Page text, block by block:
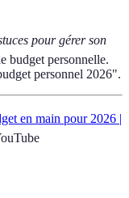
pour gérer son
budget personnelle.
personnel 2026".
en main pour 2026 |